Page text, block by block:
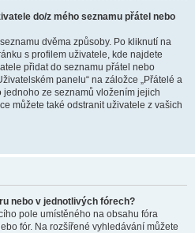
do/z mého seznamu přátel nebo
dvěma způsoby. Po kliknutí na
s profilem uživatele, kde najdete
přidat do seznamu přátel nebo
panelu“ na záložce „Přátelé a
ze seznamů vložením jejich
můžete také odstranit uživatele z vašich
nebo v jednotlivých fórech?
pole umístěného na obsahu fóra
fór. Na rozšířené vyhledávání můžete